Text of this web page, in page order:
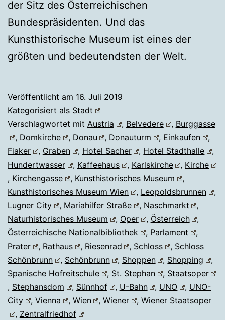
der Sitz des Österreichischen
Bundespräsidenten. Und das
Kunsthistorische Museum ist eines der
größten und bedeutendsten der Welt.
Veröffentlicht am 16. Juli 2019
Kategorisiert als Stadt
Verschlagwortet mit Austria , Belvedere , Burggasse
, Domkirche , Donau , Donauturm , Einkaufen
,
Fiaker
, Graben , Hotel Sacher , Hotel Stadthalle
,
Hundertwasser
, Kaffeehaus , Karlskirche , Kirche
, Kirchengasse , Kunsthistorisches Museum
,
Kunsthistorisches Museum Wien
, Leopoldsbrunnen
,
Lugner City
, Mariahilfer Straße , Naschmarkt
,
Naturhistorisches Museum
, Oper , Österreich
,
Österreichische Nationalbibliothek
, Parlament
,
Prater
, Rathaus , Riesenrad , Schloss , Schloss
Schönbrunn
, Schönbrunn , Shoppen , Shopping
,
Spanische Hofreitschule
, St. Stephan , Staatsoper
, Stephansdom , Sünnhof , U-Bahn , UNO , UNO-
City
, Vienna , Wien ,Wiener ,Wiener Staatsoper
, Zentralfriedhof